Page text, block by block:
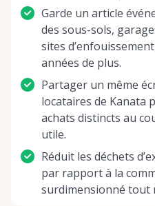
Garde un article
des sous-sols,
sites
années de plus.
Partager un même
locataires de Kanata
achats distincts au
utile.
Réduit les déchets
par rapport à la
surdimensionné tout